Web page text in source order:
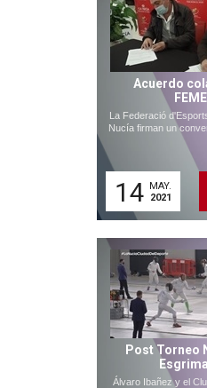
Acuerdo
La Federació
Nucía firman un
14 MAY.
2021
Post Torneo
Álvaro Ibañez y el